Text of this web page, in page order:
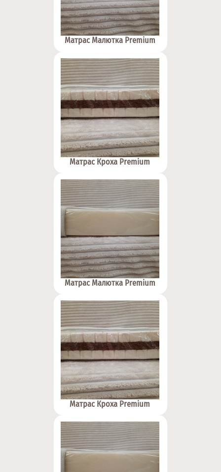
Матрас Малютка Premium
Матрас Кроха Premium
Матрас Малютка Premium
Матрас Кроха Premium